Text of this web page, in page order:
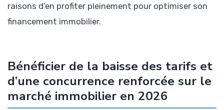
raisons d’en profiter pleinement pour optimiser son
financement immobilier.
Bénéficier de la baisse des tarifs et
d’une concurrence renforcée sur le
marché immobilier en 2026